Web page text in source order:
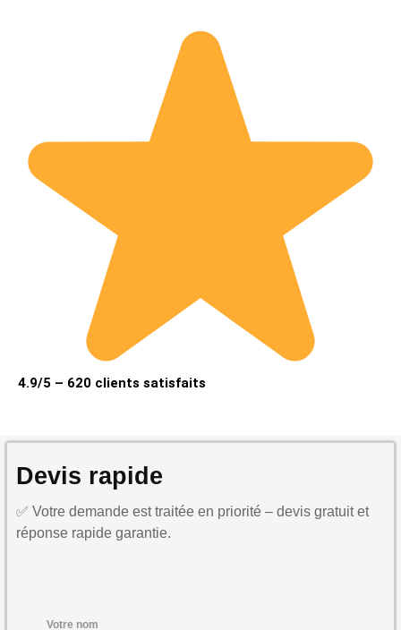
4.9/5 – 620 clients satisfaits
Devis rapide
✅ Votre demande est traitée en priorité – devis gratuit et
réponse rapide garantie.
Votre nom